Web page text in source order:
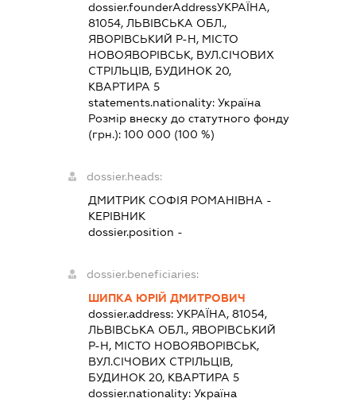
dossier.founderAddressУКРАЇНА,
81054, ЛЬВІВСЬКА ОБЛ.,
ЯВОРІВСЬКИЙ Р-Н, МІСТО
НОВОЯВОРІВСЬК, ВУЛ.СІЧОВИХ
СТРІЛЬЦІВ, БУДИНОК 20,
КВАРТИРА 5
statements.nationality:Україна
Розмір внеску до статутного фонду
(грн.):100 000 (100 %)
dossier.heads:
ДМИТРИК СОФІЯ РОМАНІВНА -
КЕРІВНИК
dossier.position -
dossier.beneficiaries:
ШИПКА ЮРІЙ ДМИТРОВИЧ
dossier.address:УКРАЇНА, 81054,
ЛЬВІВСЬКА ОБЛ., ЯВОРІВСЬКИЙ
Р-Н, МІСТО НОВОЯВОРІВСЬК,
ВУЛ.СІЧОВИХ СТРІЛЬЦІВ,
БУДИНОК 20, КВАРТИРА 5
dossier.nationality:Україна